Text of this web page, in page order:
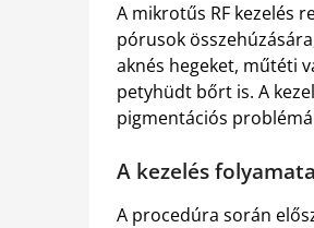
A mikrotűs RF kezelés
pórusok
aknés hegeket, műtéti
petyhüdt bőrt is. A
pigmentációs
A kezelés
A procedúra során